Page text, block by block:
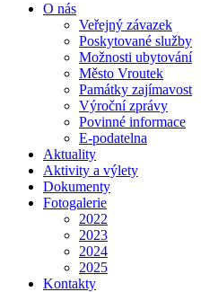
O nás
Veřejný závazek
Poskytované služby
Možnosti ubytování
Město Vroutek
Památky zajímavost
Výroční zprávy
Povinné informace
E-podatelna
Aktuality
Aktivity a výlety
Dokumenty
Fotogalerie
2022
2023
2024
2025
Kontakty